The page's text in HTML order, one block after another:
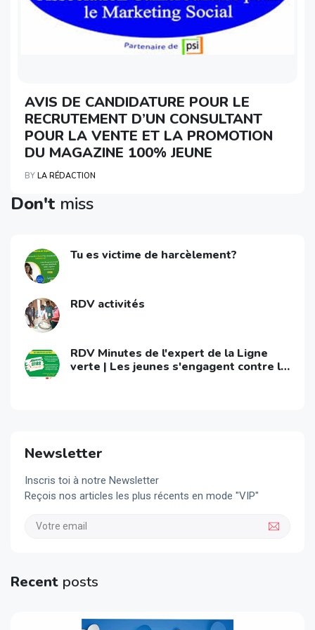
AVIS DE CANDIDATURE POUR LE
RECRUTEMENT D’UN CONSULTANT
POUR LA VENTE ET LA PROMOTION
DU MAGAZINE 100% JEUNE
BY LA RÉDACTION
Don't miss
Tu es victime de harcèlement?
RDV activités
RDV Minutes de l'expert de la Ligne
verte | Les jeunes s'engagent contre le
Newsletter
Inscris toi à notre Newsletter
Reçois nos articles les plus récents en mode "VIP"
Recent posts